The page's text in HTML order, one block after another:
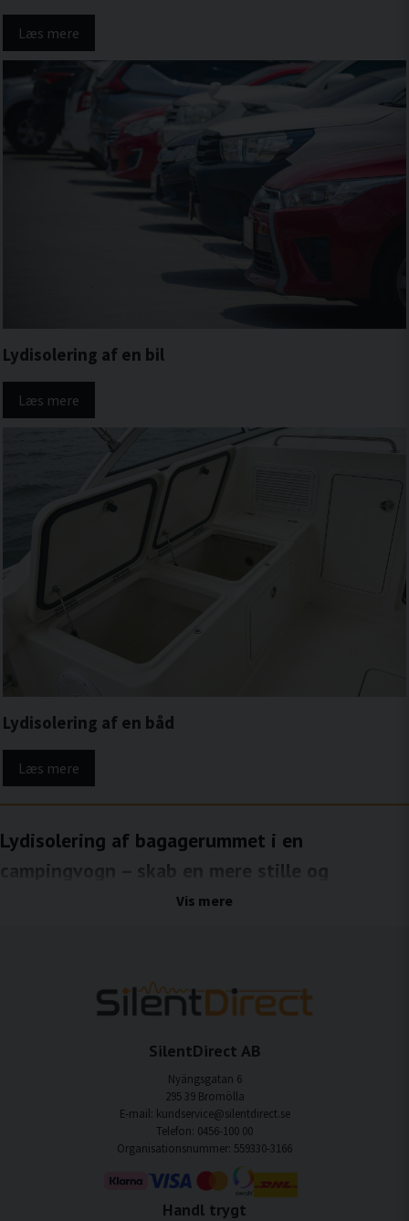
Læs mere
Lydisolering af en bil
Læs mere
Lydisolering af en båd
Læs mere
Lydisolering af bagagerummet i en
campingvogn – skab en mere stille og
støj reduceres, hvilket giver et mere stille, behageligt og behageligt miljø under
Fordele ved lydisolering af bagagerummet i
Lydisolering af bagagerummet reducerer vejstøj og resonans, som ellers ville blive
overført gennem campingvognens struktur.
Øget komfort under kørslen
Lavere støjniveauer giver en mere stille og behagelig oplevelse i opholdsområdet.
Vis mere
SilentDirect AB
Nyängsgatan 6
295 39 Bromölla
E-mail: kundservice@silentdirect.se
Telefon: 0456-100 00
Organisationsnummer: 559330-3166
Handl trygt